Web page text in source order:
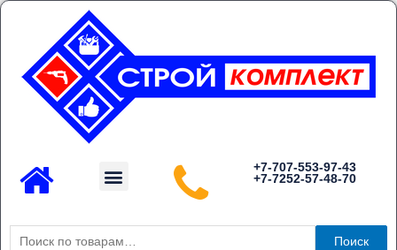
Перейти
содержимому
Menu
+7-707-553-97-43
+7-7252-57-48-70
Искать:
Поиск